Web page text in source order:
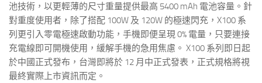
池技術，以更輕薄的尺寸重量提供最高 5400 mAh 電池容量。針
對重度使用者，除了搭配 100W 及 120W 的極速閃充，X100 系
列更引入零電極速啟動功能，手機即便呈現 0% 電量，只要連接
充電線即可開機使用，緩解手機的急用焦慮。 X100 系列即日起
於中國正式發布，台灣即將於 12 月中正式發表，正式規格將視
最終實際上市資訊而定。